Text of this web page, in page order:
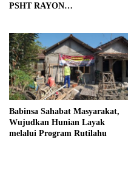
PSHT RAYON
ROYONG DAN
KEMANUNGGALAN TNI-
RAKYAT
Babinsa Sahabat Masyarakat,
Wujudkan Hunian Layak
melalui Program Rutilahu